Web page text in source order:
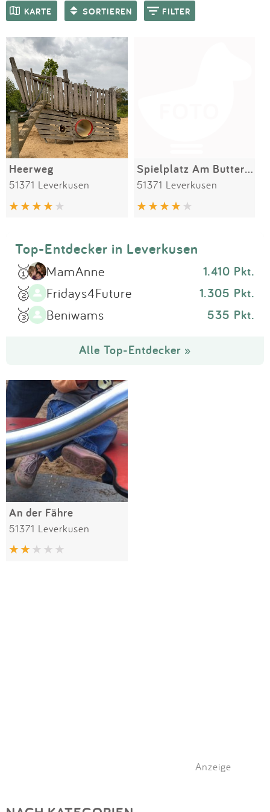
Anmelden
KARTE SORTIEREN FILTER
SPIELGERÄTE
Heerweg
51371 Leverkusen
Spielplatz Am Buttermarkt
51371 Leverkusen
Top-Entdecker in Leverkusen
🥇 MamAnne 1.410 Pkt.
🥈 Fridays4Future 1.305 Pkt.
🥉 Beniwams 535 Pkt.
Alle Top-Entdecker »
An der Fähre
51371 Leverkusen
Anzeige